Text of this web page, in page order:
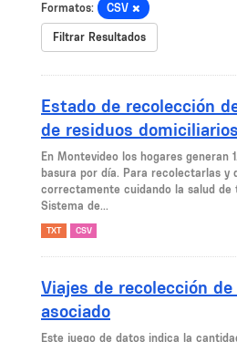
Formatos: CSV
Filtrar Resultados
Estado de recolección
de residuos domiciliarios
En Montevideo los hogares generan
basura por día. Para recolectarlas y
correctamente cuidando la salud de
Sistema de...
TXT CSV
Viajes de recolección
asociado
Este juego de datos indica la